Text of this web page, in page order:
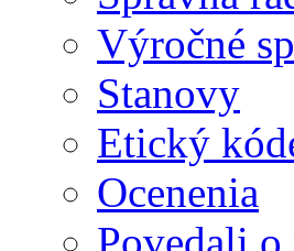
Výročné
Stanovy
Etický
Ocenenia
Povedali o